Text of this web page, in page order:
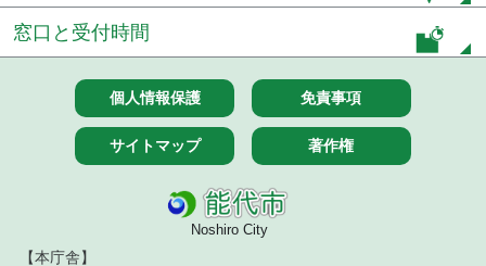
能代市若年世帯移住定住奨励金交付要綱
能代市建設工事応募型見積り合せ実施要綱
能代市機会均等型物品調達事務処理要綱
能代市生後１か月児健康診査事業実施要綱
能代市予防接種等費用の償還払に関する要綱
能代市高齢者に対するバス料金支援制度(元気・交流
200円バス)実施要綱
窓口と受付時間
個人情報保護 免責事項
サイトマップ 著作権
Noshiro City
【本庁舎】